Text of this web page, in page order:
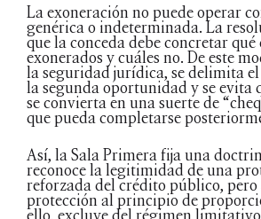
La exoneración no puede operar
genérica o indeterminada. La
que la conceda debe concretar
exonerados y cuáles no. De este
la seguridad jurídica, se delimita
la segunda oportunidad y se evita
se convierta en una suerte de
que pueda completarse
Así, la Sala Primera fija una
reconoce la legitimidad de una
reforzada del crédito público, pero
protección al principio de